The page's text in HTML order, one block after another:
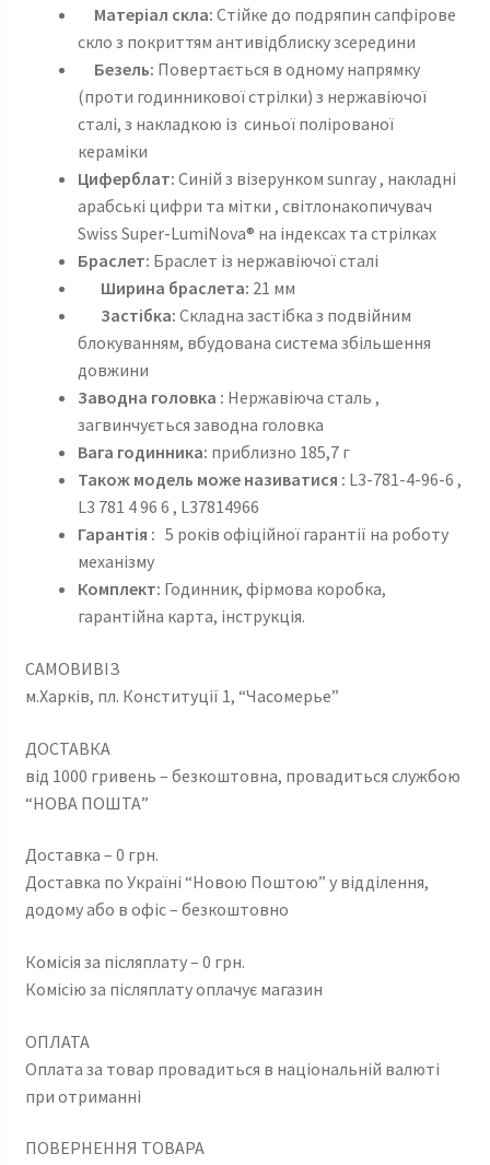
Матеріал скла: Стійке до подряпин сапфірове
скло з покриттям антивідблиску зсередини
Безель: Повертається в одному напрямку
(проти годинникової стрілки) з нержавіючої
сталі, з накладкою із синьої полірованої
кераміки
Циферблат: Синій з візерунком sunray , накладні
арабські цифри та мітки , світлонакопичувач
Swiss Super-LumiNova® на індексах та стрілках
Браслет: Браслет із нержавіючої сталі
Ширина браслета: 21 мм
Застібка: Складна застібка з подвійним
блокуванням, вбудована система збільшення
довжини
Заводна головка : Нержавіюча сталь ,
загвинчується заводна головка
Вага годинника: приблизно 185,7 г
Також модель може називатися : L3-781-4-96-6 ,
L3 781 4 96 6 , L37814966
Гарантія : 5 років офіційної гарантії на роботу
механізму
Комплект: Годинник, фірмова коробка,
гарантійна карта, інструкція.
САМОВИВІЗ
м.Харків, пл. Конституції 1, “Часомерье”
ДОСТАВКА
від 1000 гривень – безкоштовна, провадиться службою
“НОВА ПОШТА”
Доставка – 0 грн.
Доставка по Україні “Новою Поштою” у відділення,
додому або в офіс – безкоштовно
Комісія за післяплату – 0 грн.
Комісію за післяплату оплачує магазин
ОПЛАТА
Оплата за товар провадиться в національній валюті
при отриманні
ПОВЕРНЕННЯ ТОВАРА